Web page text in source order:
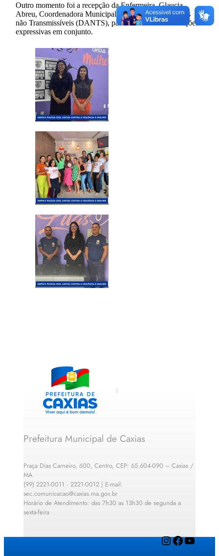
Outro momento foi a recepção da Enfermeira, Glaucia
Abreu, Coordenadora Municipal das Doenças e Agravos
não Transmissíveis (DANTS), para o alinhamento de ações
expressivas em conjunto.
Prefeitura Municipal de Caxias
Praça Dias Carneiro, 600, Centro, CEP: 65.604-090 – Caxias /
MA
(99) 2221-0011 · 2221-0012 | E-mail:
sec.comunicacao@caxias.ma.gov.br
Horário de Atendimento: das 7h30 as 13h30 de segunda a
sexta-feira
InstagramFacebook YouTube